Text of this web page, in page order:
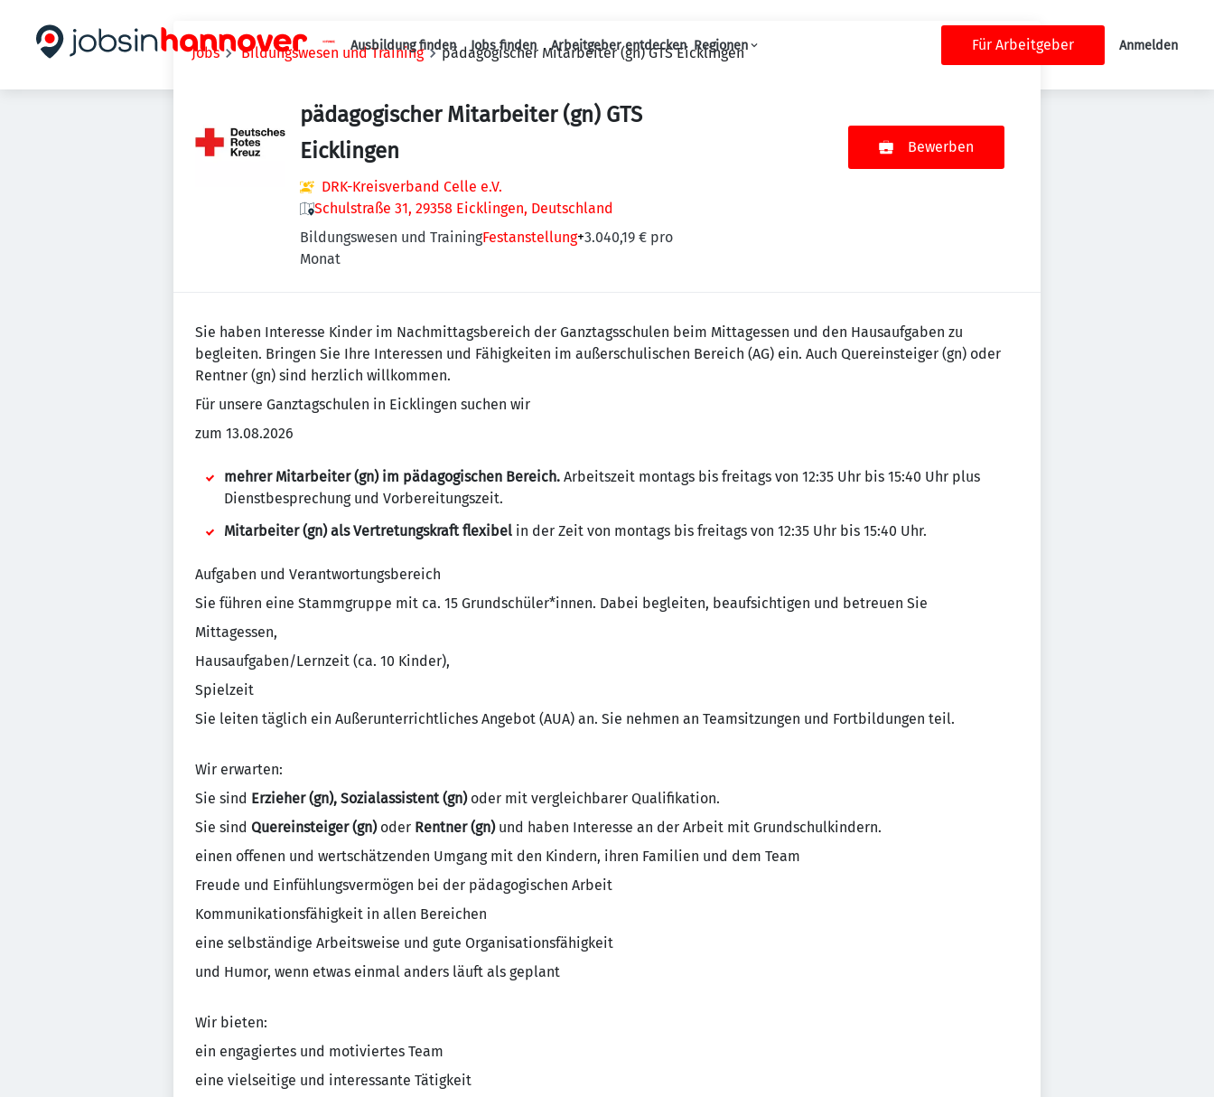
Haupt-Navigation
Ausbildung finden Jobs finden Arbeitgeber entdecken Regionen Für Arbeitgeber Anmelden
Jobs Bildungswesen und Training pädagogischer Mitarbeiter (gn) GTS Eicklingen
pädagogischer Mitarbeiter (gn) GTS
Eicklingen
DRK-Kreisverband Celle e.V.
Schulstraße 31, 29358 Eicklingen, Deutschland
Bildungswesen und TrainingFestanstellung+3.040,19 € pro
Monat
Bewerben
Sie haben Interesse Kinder im Nachmittagsbereich der Ganztagsschulen beim Mittagessen und den Hausaufgaben zu
begleiten. Bringen Sie Ihre Interessen und Fähigkeiten im außerschulischen Bereich (AG) ein. Auch Quereinsteiger (gn) oder
Rentner (gn) sind herzlich willkommen.
Für unsere Ganztagschulen in Eicklingen suchen wir
zum 13.08.2026
mehrer Mitarbeiter (gn) im pädagogischen Bereich. Arbeitszeit montags bis freitags von 12:35 Uhr bis 15:40 Uhr plus
Dienstbesprechung und Vorbereitungszeit.
Mitarbeiter (gn) als Vertretungskraft flexibel in der Zeit von montags bis freitags von 12:35 Uhr bis 15:40 Uhr.
Aufgaben und Verantwortungsbereich
Sie führen eine Stammgruppe mit ca. 15 Grundschüler*innen. Dabei begleiten, beaufsichtigen und betreuen Sie
Mittagessen,
Hausaufgaben/Lernzeit (ca. 10 Kinder),
Spielzeit
Sie leiten täglich ein Außerunterrichtliches Angebot (AUA) an. Sie nehmen an Teamsitzungen und Fortbildungen teil.
Wir erwarten:
Sie sind Erzieher (gn), Sozialassistent (gn) oder mit vergleichbarer Qualifikation.
Sie sind Quereinsteiger (gn) oder Rentner (gn)und haben Interesse an der Arbeit mit Grundschulkindern.
einen offenen und wertschätzenden Umgang mit den Kindern, ihren Familien und dem Team
Freude und Einfühlungsvermögen bei der pädagogischen Arbeit
Kommunikationsfähigkeit in allen Bereichen
eine selbständige Arbeitsweise und gute Organisationsfähigkeit
und Humor, wenn etwas einmal anders läuft als geplant
Wir bieten:
ein engagiertes und motiviertes Team
eine vielseitige und interessante Tätigkeit